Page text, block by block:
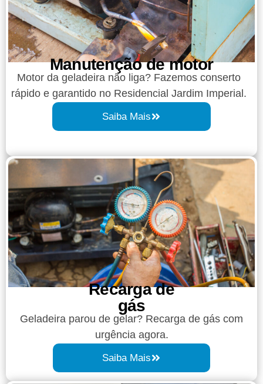
Manutenção de motor
Motor da geladeira não liga? Fazemos conserto
rápido e garantido no Residencial Jardim Imperial.
Saiba Mais
Recarga de
gás
Geladeira parou de gelar? Recarga de gás com
urgência agora.
Saiba Mais